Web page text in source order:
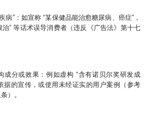
病”：如宣称 “某保健品能治愈糖尿病、癌症”，
治” 等话术误导消费者（违反《广告法》第十七
成分或效果：例如虚构 “含有诺贝尔奖研发成
据的宣传，或使用未经证实的用户案例（参考
）。